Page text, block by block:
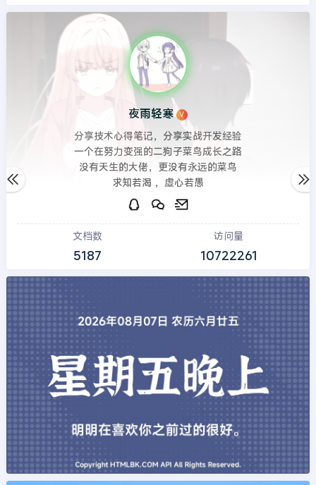
夜雨轻寒 V
分享技术心得笔记，分享实战开发经验
一个在努力变强的二狗子菜鸟成长之路
没有天生的大佬，更没有永远的菜鸟
求知若渴 ，虚心若愚
文档数
5187
访问量
10722261